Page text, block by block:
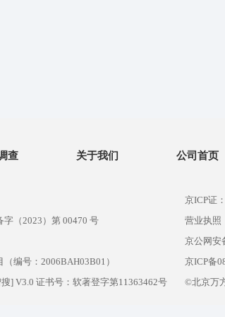
查 关于我们 公司首页
（2023）第 00470 号
编号：2006BAH03B01）
] V3.0 证书号：软著登字第11363462号
京ICP证
营业执照
京公网安
京ICP备
©北京万